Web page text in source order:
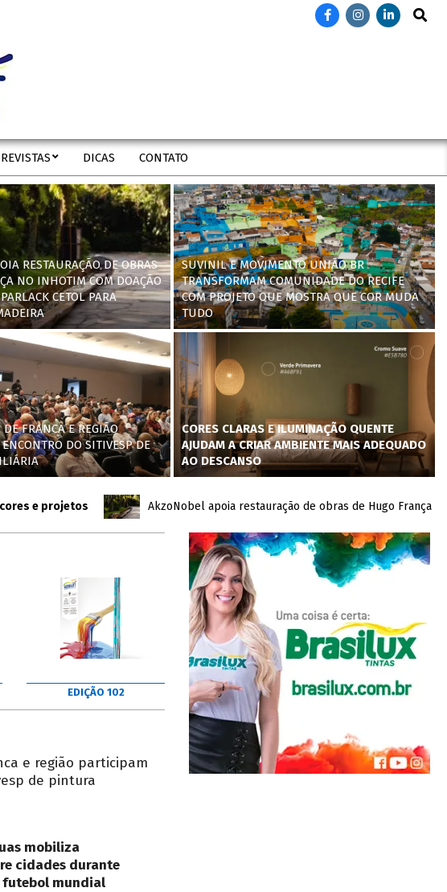
Search
REVISTAS DICAS CONTATO
RESTAURAÇÃO DE OBRAS
NO INHOTIM COM DOAÇÃO
CETOL PARA
SUVINIL E MOVIMENTO UNIÃO BR
TRANSFORMAM COMUNIDADE DO RECIFE
COM PROJETO QUE MOSTRA QUE COR MUDA
TUDO
FRANCA E REGIÃO
DO SITIVESP DE
CORES CLARAS E ILUMINAÇÃO QUENTE
AJUDAM A CRIAR AMBIENTE MAIS ADEQUADO
AO DESCANSO
e projetos AkzoNobel apoia restauração de obras de Hugo França no
EDIÇÃO 102
e região participam
de pintura
mobiliza
cidades durante
mundial